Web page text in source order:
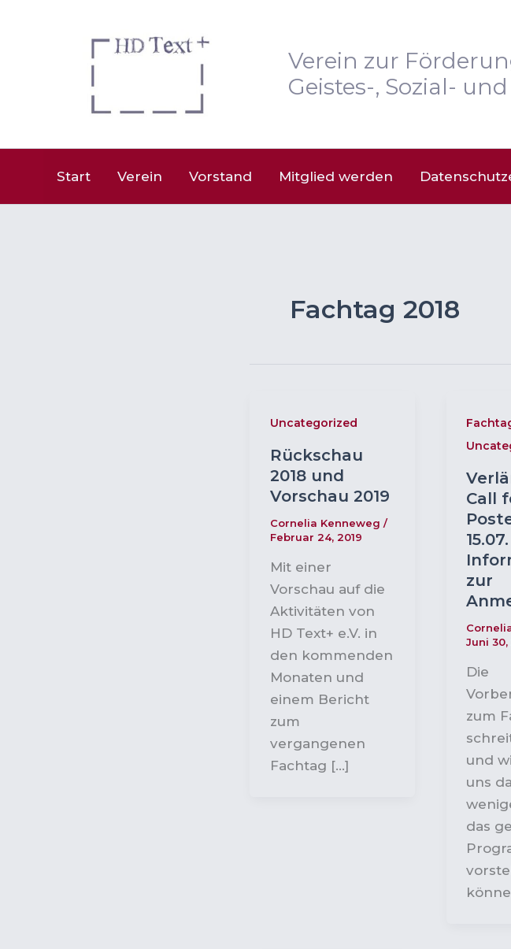
Verein zur
Geistes-, Sozial-
Start Verein Vorstand Mitglied werden
Fachtag 2018
Uncategorized
Rückschau
2018 und
Vorschau 2019
Cornelia Kenneweg /
Februar 24, 2019
Mit einer
Vorschau auf die
Aktivitäten von
HD Text+ e.V. in
den kommenden
Monaten und
einem Bericht
zum
vergangenen
Fachtag […]
Call
zur
Juni 30,
Die
zum
und
uns
das